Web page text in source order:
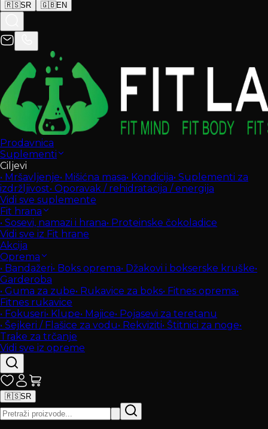
🇷🇸SR 🇬🇧EN
Prodavnica
Suplementi
Ciljevi
• Mršavljenje• Mišićna masa• Kondicija• Suplementi za
izdržljivost• Oporavak / rehidratacija / energija
Vidi sve suplemente
Fit hrana
• Sosevi, namazi i hrana• Proteinske čokoladice
Vidi sve iz Fit hrane
Akcija
Oprema
• Bandažeri• Boks oprema• Džakovi i bokserske kruške•
Garderoba
• Guma za zube• Rukavice za boks• Fitnes oprema•
Fitnes rukavice
• Fokuseri• Klupe• Majice• Pojasevi za teretanu
• Šejkeri / Flašice za vodu• Rekviziti• Štitnici za noge•
Trake za trčanje
Vidi sve iz opreme
🇷🇸SR